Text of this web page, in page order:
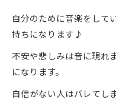
自分のために音楽をして
持ちになります♪
不安や悲しみは音に現れ
になります。
自信がない人はバレてし